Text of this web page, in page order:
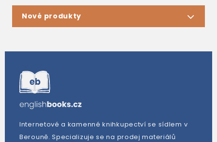
Nové produkty
Internetové a kamenné knihkupectví se sídlem v
Berouně. Specializuje se na prodej materiálů